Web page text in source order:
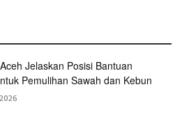
Jelaskan Posisi Bantuan
Pemulihan Sawah dan Kebun